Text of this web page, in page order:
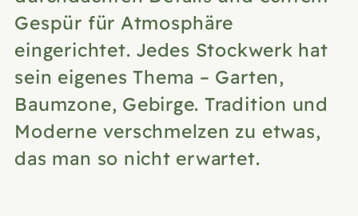
Gespür für Atmosphäre
eingerichtet. Jedes Stockwerk hat
sein eigenes Thema – Garten,
Baumzone, Gebirge. Tradition und
Moderne verschmelzen zu etwas,
das man so nicht erwartet.